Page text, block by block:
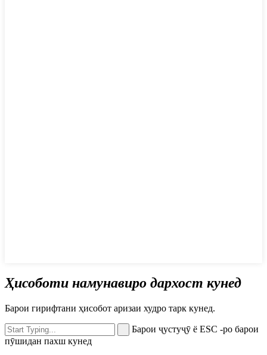
Ҳисоботи намунавиро дархост кунед
Барои гирифтани ҳисобот аризаи худро тарк кунед.
Барои ҷустуҷӯ ё ESC -ро барои
пӯшидан пахш кунед